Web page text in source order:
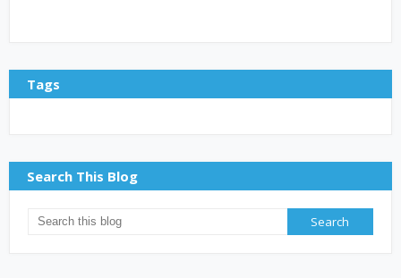
Tags
Search This Blog